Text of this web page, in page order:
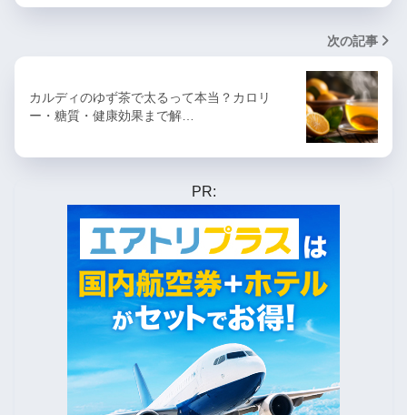
次の記事
カルディのゆず茶で太るって本当？カロリ
ー・糖質・健康効果まで解…
PR: